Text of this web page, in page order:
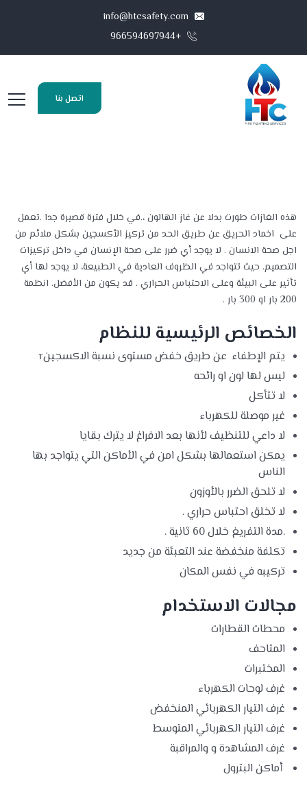
+966594697944
اتصل بنا
هذه الغازات طورت بدلا عن غاز الهالون ،.في خلال فترة قصيرة جدا .تعمل
على اخماد الحريق عن طريق الحد من تركيز الأكسجين بشكل ملائم من
اجل صحة الانسان . لا يوجد أي ضرر على صحة الإنسان في داخل تركيزات
التصميم. حيث تتواجد في الظروف العادية في الطبيعة، لا يوجد لها أي
تأثير على البيئة وعلى الاحتباس الحراري . قد يكون من الأفضل. انظمة
200 بار او 300 بار .
الخصائص الرئيسية للنظام
يتم الإطفاء عن طريق خفض مستوى نسبة الاكسجينr
ليس لها لون او رائحه
لا تتأكل
غير موصلة للكهرباء
لا داعي للتنظيف لأنها بعد الافراغ لا يترك بقايا
يمكن استعمالها بشكل امن في الأماكن التي يتواجد بها
الناس
لا تلحق الضرر بالأوزون
لا تخلق احتباس حراري .
.مدة التفريغ خلال 60 ثانية .
تكلفة منخفضة عند التعبئة من جديد
تركيبه في نفس المكان
مجالات الاستخدام
محطات القطارات
المتاحف
المختبرات
غرف لوحات الكهرباء
غرف التيار الكهربائي المنخفض
غرف التيار الكهربائي المتوسط
غرف المشاهدة و والمراقبة
أماكن البترول